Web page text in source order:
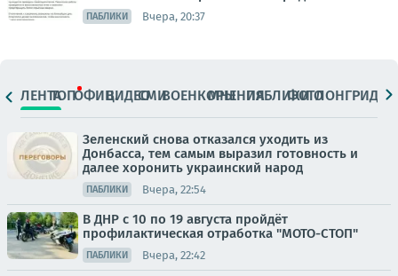
ПАБЛИКИ Вчера, 20:37
ЛЕНТАТОПОФИЦ.ВИДЕОСМИВОЕНКОРЫМНЕНИЯПАБЛИКИ
ФОТОЛОНГРИДЫ
Зеленский снова отказался уходить из
Донбасса, тем самым выразил готовность и
далее хоронить украинский народ
ПАБЛИКИ Вчера, 22:54
В ДНР с 10 по 19 августа пройдёт
профилактическая отработка "МОТО-СТОП"
ПАБЛИКИ Вчера, 22:42